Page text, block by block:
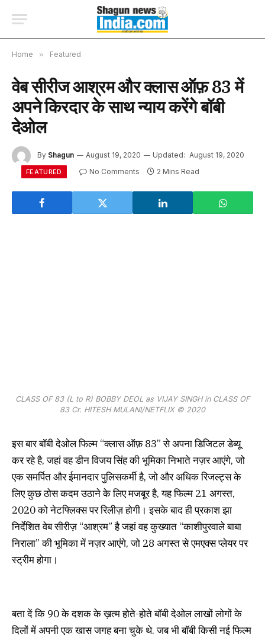
Home » Featured
वेब सीरीज आश्रम और क्लास ऑफ़ 83 में
अपने किरदार के साथ न्याय करेंगे बॉबी
देओल
By Shagun August 19, 2020 Updated: August 19, 2020
FEATURED No Comments 2 Mins Read
CLASS OF 83 (L to R) BOBBY DEOL as VIJAY SINGH in CLASS OF
83 Cr. HITESH MULANI/NETFLIX © 2020
इस बार बॉबी देओल फिल्म “क्लास ऑफ़ 83” से अपना डिजिटल डेब्यू
कर रहे है, जहां वह डीन विजय सिंह की भूमिका निभाते नज़र आएंगे, जो
एक समर्पित और ईमानदार पुलिसकर्मी है, जो और अधिक रिजल्ट्स के
लिए कुछ ठोस कदम उठाने के लिए मजबूर है, यह फिल्म 21 अगस्त,
2020 को नेटफ्लिक्स पर रिलीज़ होगी। इसके बाद ही प्रकाश झा
निर्देशित वेब सीरीज़ “आश्रम” है जहां वह कुख्यात “काशीपुरवाले बाबा
निराला” की भूमिका में नज़र आएंगे, जो 28 अगस्त से एमएक्स प्लेयर पर
स्ट्रीम होगा।
बता दें कि 90 के दशक के ख़त्म होते-होते बॉबी देओल लाखों लोगों के
दिलों में अपनी एक खास जगह बना चुके थे. जब भी बॉबी किसी नई फिल्म